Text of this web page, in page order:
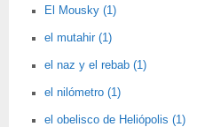
El Mousky (1)
el mutahir (1)
el naz y el rebab (1)
el nilómetro (1)
el obelisco de Heliópolis (1)